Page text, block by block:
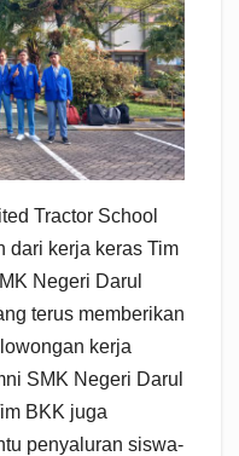
Tractor School
dari kerja keras Tim
Negeri Darul
terus memberikan
kerja
SMK Negeri Darul
BKK juga
penyaluran siswa-